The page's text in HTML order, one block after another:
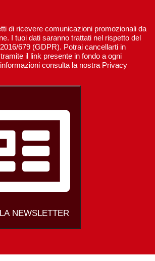
di ricevere comunicazioni promozionali da
I tuoi dati saranno trattati nel rispetto del
679 (GDPR). Potrai cancellarti in
il link presente in fondo a ogni
consulta la nostra Privacy
NEWSLETTER